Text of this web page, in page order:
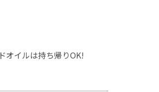
オイルは持ち帰りOK!